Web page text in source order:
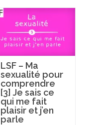
LSF – Ma
sexualité pour
comprendre
[3] Je sais ce
qui me fait
plaisir et j’en
parle